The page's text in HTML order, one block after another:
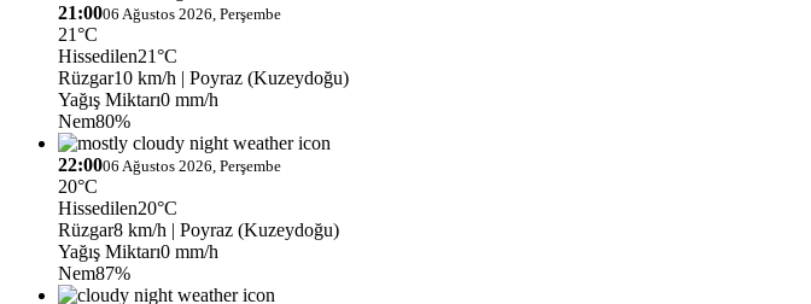
21:0006 Ağustos 2026, Perşembe
21°C
Hissedilen21°C
Rüzgar10 km/h | Poyraz (Kuzeydoğu)
Yağış Miktarı0 mm/h
Nem80%
22:0006 Ağustos 2026, Perşembe
20°C
Hissedilen20°C
Rüzgar8 km/h | Poyraz (Kuzeydoğu)
Yağış Miktarı0 mm/h
Nem87%